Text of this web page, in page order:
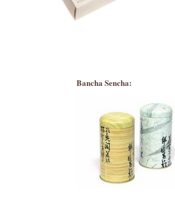
Bancha Sencha: